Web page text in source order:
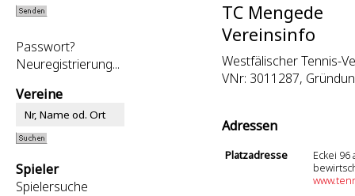
Passwort?
Neuregistrierung...
Vereine
Spieler
Spielersuche
TC Mengede
Vereinsinfo
Westfälischer Tennis-
VNr: 3011287,
Adressen
Platzadresse
Eckei